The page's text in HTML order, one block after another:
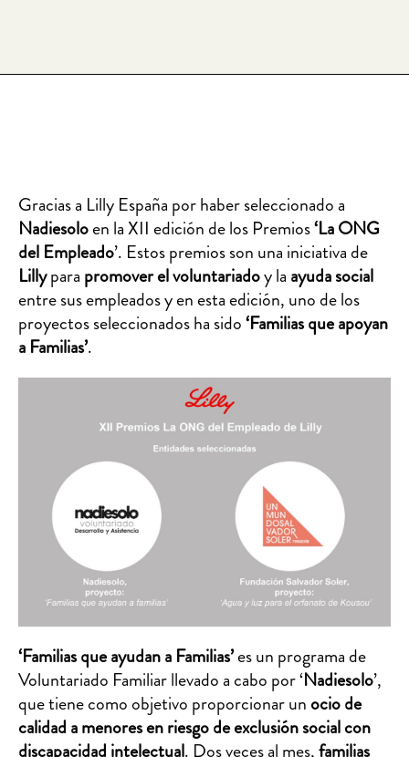
Gracias a Lilly España por haber seleccionado a
Nadiesoloen la XII edición de los Premios‘La ONG
del Empleado’. Estos premios son una iniciativa de
Lillypara promover el voluntariadoy la ayuda social
entre sus empleados y en esta edición, uno de los
proyectos seleccionados ha sido‘Familias que apoyan
a Familias’.
‘Familias que ayudan a Familias’es un programa de
Voluntariado Familiar llevado a cabo por ‘Nadiesolo’,
que tiene como objetivo proporcionar unocio de
calidad a menores en riesgo de exclusión socialcon
discapacidad intelectual. Dos veces al mes,familias